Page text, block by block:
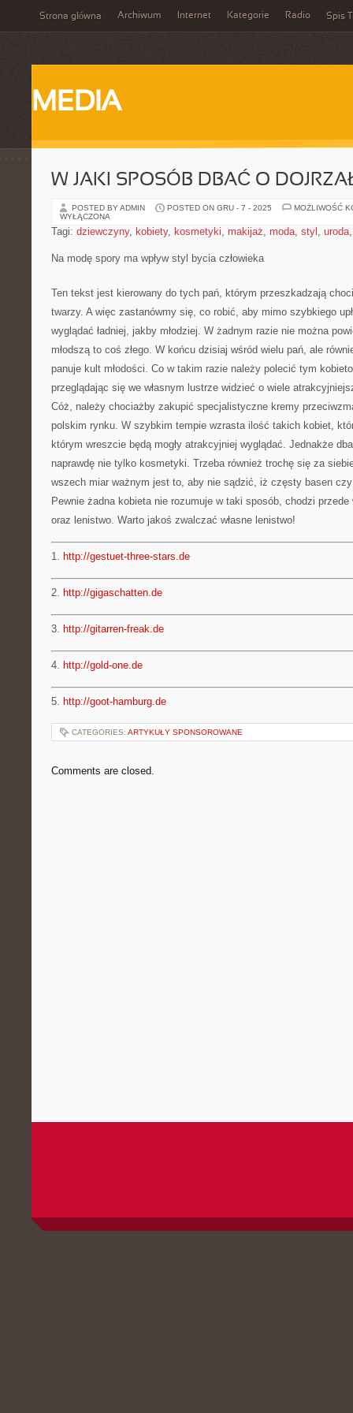
Strona główna Archiwum Internet Kategorie Radio Spis
MEDIA
W JAKI SPOSÓB DBAĆ O
POSTED BY ADMIN POSTED ON GRU - 7 - 2025
MOŻLIWOŚĆ
WYŁĄCZONA
Tagi: dziewczyny, kobiety, kosmetyki, makijaż, moda, styl , uroda
Na modę spory ma wpływ styl bycia człowieka
Ten tekst jest kierowany do tych pań, którym przeszkadzają
twarzy. A więc zastanówmy się, co robić, aby mimo szybkiego
wyglądać ładniej, jakby młodziej. W żadnym razie nie można
młodszą to coś złego. W końcu dzisiaj wśród wielu pań, ale
panuje kult młodości. Co w takim razie należy polecić tym
przeglądając się we własnym lustrze widzieć o wiele
Cóż, należy chociażby zakupić specjalistyczne kremy
polskim rynku. W szybkim tempie wzrasta ilość takich kobiet,
którym wreszcie będą mogły atrakcyjniej wyglądać. Jednakże
naprawdę nie tylko kosmetyki. Trzeba również trochę się za
wszech miar ważnym jest to, aby nie sądzić, iż częsty basen
Pewnie żadna kobieta nie rozumuje w taki sposób, chodzi
oraz lenistwo. Warto jakoś zwalczać własne lenistwo!
1. http://gestuet-three-stars.de
2. http://gigaschatten.de
3. http://gitarren-freak.de
4. http://gold-one.de
5. http://goot-hamburg.de
CATEGORIES: ARTYKUŁY SPONSOROWANE
Comments are closed.